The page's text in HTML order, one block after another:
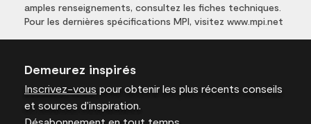
amples renseignements, consultez les fiches techniques.
Pour les dernières spécifications MPI, visitez www.mpi.net
Demeurez inspirés
Inscrivez-vous pour obtenir les plus récents conseils
et sources d’inspiration.
Désabonnement en tout temps.